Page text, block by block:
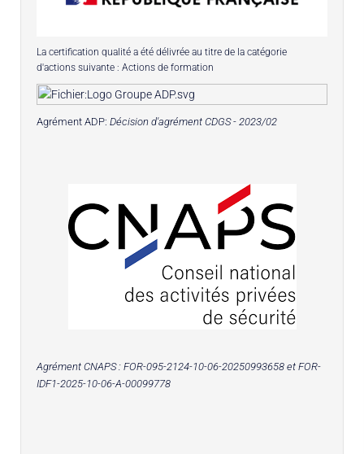
La certification qualité a été délivrée au titre de la catégorie
d'actions suivante : Actions de formation
Agrément ADP: Décision d'agrément CDGS - 2023/02
Agrément CNAPS : FOR-095-2124-10-06-20250993658 et FOR-
IDF1-2025-10-06-A-00099778